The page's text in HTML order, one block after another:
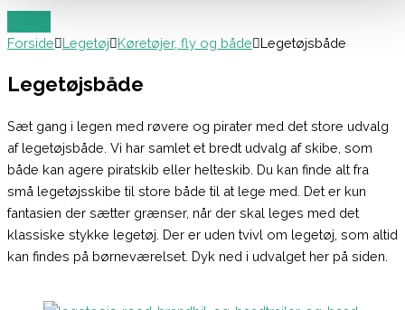
Forside Legetøj Køretøjer, fly og både Legetøjsbåde
Legetøjsbåde
Sæt gang i legen med røvere og pirater med det store udvalg
af legetøjsbåde. Vi har samlet et bredt udvalg af skibe, som
både kan agere piratskib eller helteskib. Du kan finde alt fra
små legetøjsskibe til store både til at lege med. Det er kun
fantasien der sætter grænser, når der skal leges med det
klassiske stykke legetøj. Der er uden tvivl om legetøj, som altid
kan findes på børneværelset. Dyk ned i udvalget her på siden.